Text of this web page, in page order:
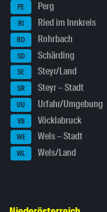
PE Perg
RI Ried im Innkreis
RO Rohrbach
SD Schärding
SE Steyr/Land
SR Steyr – Stadt
UU Urfahr/Umgebung
VB Vöcklabruck
WE Wels – Stadt
WL Wels/Land